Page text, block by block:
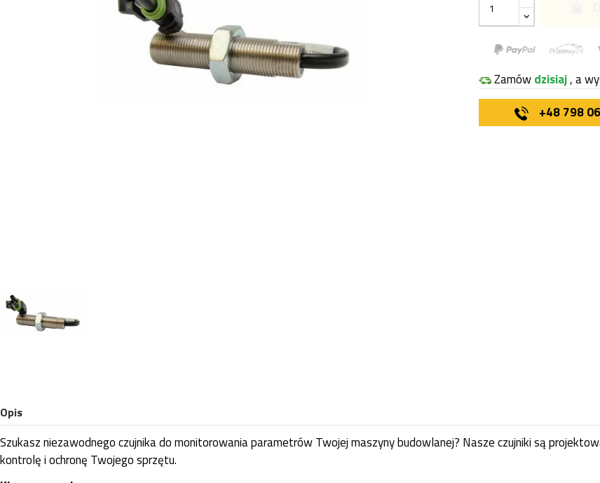
Zamówdzisiaj, a
+48 798
Opis
Szukasz niezawodnego czujnika do monitorowania parametrów Twojej maszyny budowlanej? Nasze czujniki są
kontrolę i ochronę Twojego sprzętu.